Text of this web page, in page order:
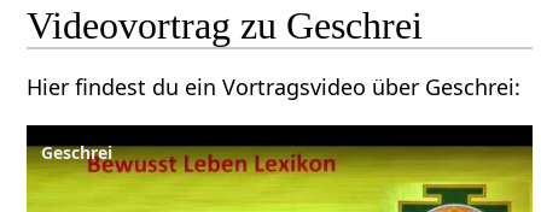
Hier findest du ein Vortragsvideo über Geschrei‏‎:
Geschrei